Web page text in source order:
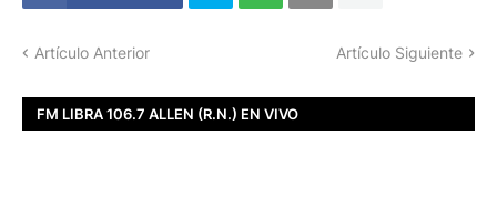
Artículo Anterior Artículo Siguiente
FM LIBRA 106.7 ALLEN (R.N.) EN VIVO